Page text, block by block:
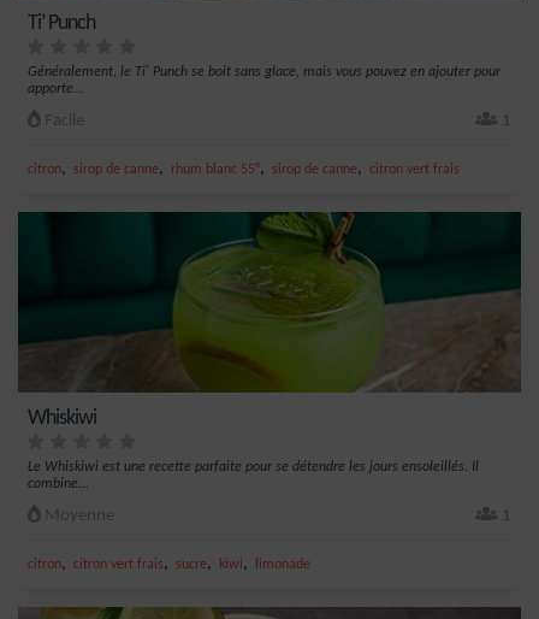
Ti’ Punch
Généralement, le Ti' Punch se boit sans glace, mais vous pouvez en ajouter pour
apporte...
Facile 1
citron, sirop de canne, rhum blanc 55°, sirop de canne, citron vert frais
Whiskiwi
Le Whiskiwi est une recette parfaite pour se détendre les jours ensoleillés. Il
combine...
Moyenne 1
citron, citron vert frais, sucre, kiwi, limonade